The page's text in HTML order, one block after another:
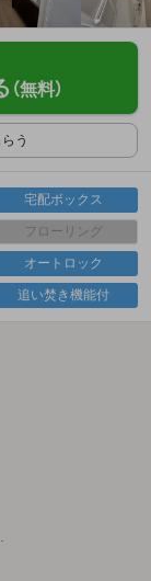
（無料）
う
宅配ボックス
フローリング
オートロック
追い焚き機能付